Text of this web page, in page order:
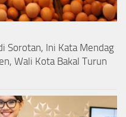
Sorotan, Ini Kata Mendag
Wali Kota Bakal Turun